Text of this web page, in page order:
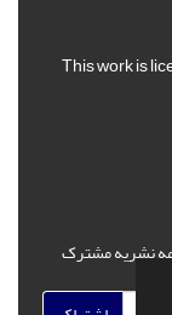
This work is
نشریه مشترک